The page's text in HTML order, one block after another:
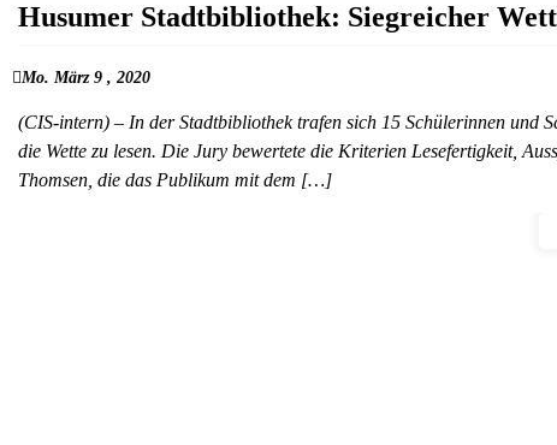
Husumer Stadtbibliothek: Siegreicher
Mo. März 9 , 2020
(CIS-intern) – In der Stadtbibliothek trafen sich 15 Schülerinnen und
die Wette zu lesen. Die Jury bewertete die Kriterien Lesefertigkeit,
Thomsen, die das Publikum mit dem […]